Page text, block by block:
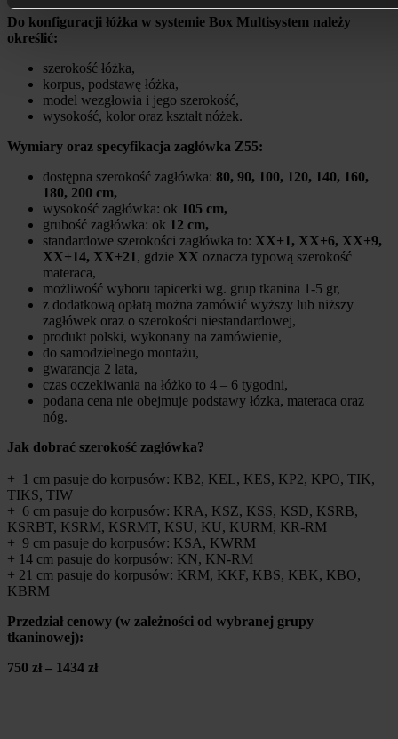
Do konfiguracji łóżka w systemie Box Multisystem należy
określić:
szerokość łóżka,
korpus, podstawę łóżka,
model wezgłowia i jego szerokość,
wysokość, kolor oraz kształt nóżek.
Wymiary oraz specyfikacja zagłówka Z55:
dostępna szerokość zagłówka: 80, 90, 100, 120, 140, 160,
180, 200 cm,
wysokość zagłówka: ok 105 cm,
grubość zagłówka: ok 12 cm,
standardowe szerokości zagłówka to: XX+1, XX+6, XX+9,
XX+14, XX+21 , gdzie XX oznacza typową szerokość
materaca,
możliwość wyboru tapicerki wg. grup tkanina 1-5 gr,
z dodatkową opłatą można zamówić wyższy lub niższy
zagłówek oraz o szerokości niestandardowej,
produkt polski, wykonany na zamówienie,
do samodzielnego montażu,
gwarancja 2 lata,
czas oczekiwania na łóżko to 4 – 6 tygodni,
podana cena nie obejmuje podstawy łózka, materaca oraz
nóg.
Jak dobrać szerokość zagłówka?
+ 1 cm pasuje do korpusów: KB2, KEL, KES, KP2, KPO, TIK,
TIKS, TIW
+ 6 cm pasuje do korpusów: KRA, KSZ, KSS, KSD, KSRB,
KSRBT, KSRM, KSRMT, KSU, KU, KURM, KR-RM
+ 9 cm pasuje do korpusów: KSA, KWRM
+ 14 cm pasuje do korpusów: KN, KN-RM
+ 21 cm pasuje do korpusów: KRM, KKF, KBS, KBK, KBO,
KBRM
Przedział cenowy (w zależności od wybranej grupy
tkaninowej):
750 zł – 1434 zł